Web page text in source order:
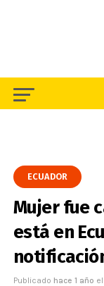
ECUADOR
Mujer fue
está en
Publicado hace 1 año el